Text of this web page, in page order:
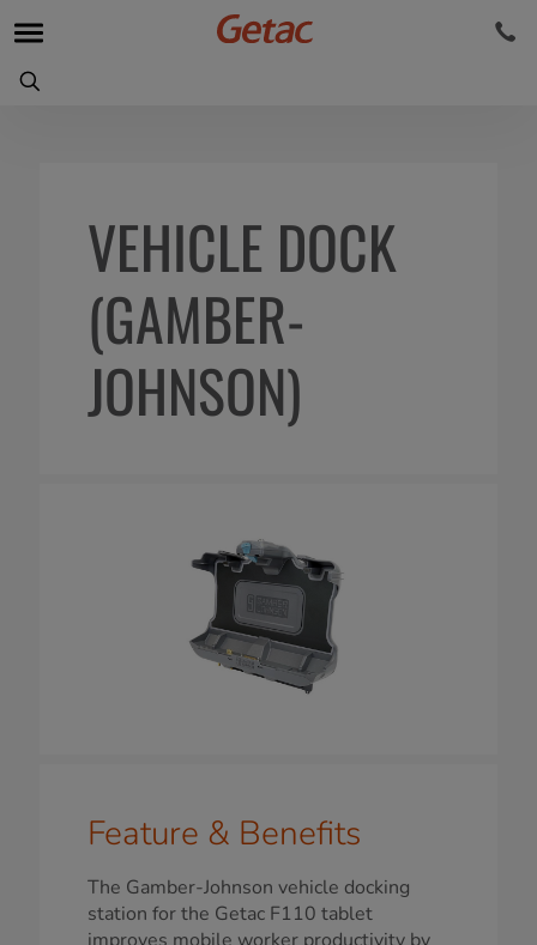
VEHICLE DOCK
(GAMBER-
JOHNSON)
Feature & Benefits
The Gamber-Johnson vehicle docking
station for the Getac F110 tablet